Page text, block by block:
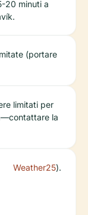
20 minuti a
(portare
limitati per
la
Weather25).